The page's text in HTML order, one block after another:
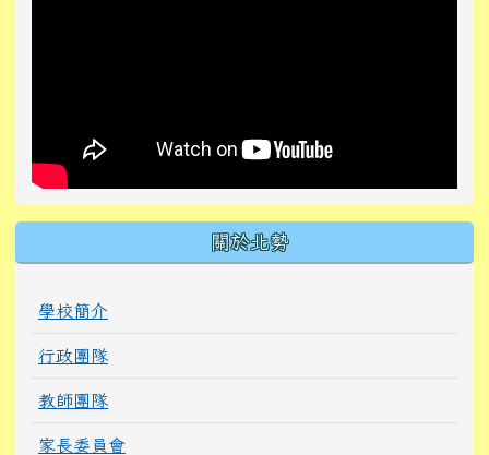
關於北勢
學校簡介
行政團隊
教師團隊
家長委員會